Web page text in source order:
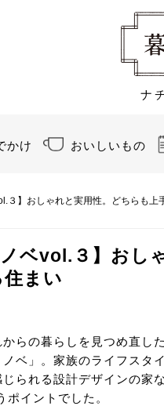
ナ
かけ おいしいもの
３】おしゃれと実用性。どちらも
ノベvol.３】おし
まい
らの暮らしを見つめ直し
ベ」。家族のライフスタ
られる設計デザインの家
イントでした。